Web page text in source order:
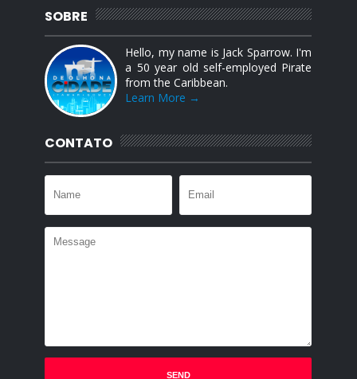
SOBRE
Hello, my name is Jack Sparrow. I'm
a 50 year old self-employed Pirate
from the Caribbean.
Learn More →
CONTATO